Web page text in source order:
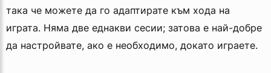
така че можете да го адаптирате към хода на
играта. Няма две еднакви сесии; затова е най-добре
да настройвате, ако е необходимо, докато играете.